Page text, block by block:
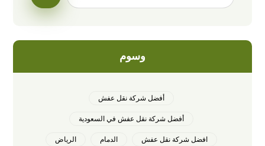
وسوم
أفضل شركة نقل عفش
أفضل شركة نقل عفش في السعودية
افضل شركة نقل عفش الدمام الرياض